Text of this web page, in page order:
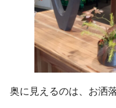
奥に見えるのは、お洒